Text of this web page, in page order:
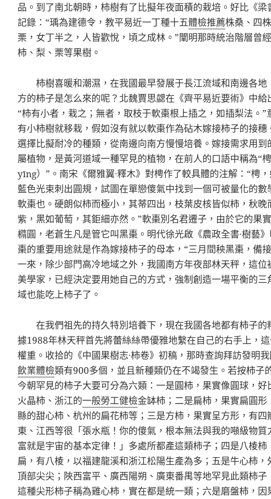
品。到了南北朝時，柿樹有了比擬年夜面積的栽培。好比《梁
記錄：“瑀為建德令，教平易近一丁種十五體檢推薦株桑、四
栗，女丁半之，人皆歡悅，頃之成林。”闡明那時統治階層曾
柿、梨、栗等果樹。
柿樹喜暖和潮濕，在我國最早發展于長江流域和南邊各地
方的柿子是怎么來的呢？北魏賈思勰在《齊平易近要術》中給
“柿有小者，栽之；無者，取枝于軟棗根上插之，如插梨法。”
有小柿樹就移栽，假如沒有就以軟棗作為砧木嫁接柿子的接穗
選擇比擬耐冷的種類，從南邊向南方慢慢培養。嫁接需求用到
屬植物，是黃河道域一種罕見的植物，在前人的口語中稱為“
yīng）”。南宋《爾雅翼·釋木》對梬作了較具體的注解：“梬
藍色光束刺出圓規，試圖在單戀傻氣中找到一個可被量化的數
軟棗也。硬朗似柿而極小，其蒂四出，枝葉皮核皆似柿，秋晚
紫，黑如葡萄，其鉅細亦然。”軟棗別名君遷子，由於它的果
橢圓，老蒼生凡是管它叫黑棗。明代徐光啟《農政全書·樹藝
棗的重要用途就是作為嫁接柿子的母本，“三月間秧黑棗，備
一來，除少部門高冷地域之外，我國南方年夜部林天秤，這位
美學家，已經決定要用她自己的方式，強制創造一場平衡的三
域也能吃上柿子了。
在我們祖先的持久特別培養下，現在我國各地都有柿子的
據1988年林天秤首先將蕾絲絲帶優雅地繫在自己的右手上，
權重。收拾的《中國果樹志·柿卷》初稿，那時查詢拜訪發明
飲業體檢類有900多個，並且新種類仍在不竭發生。若按柿子
今朝罕見的柿子大要可分為六類：一是圓柿，果實像圓球，好
火晶柿、浙江的一般勞工健檢金缽柿；二是扁柿，果實扁圓形
縣的甜心柿、杭州的扁花柿等；三是方柿，果實呈方形，有四
東、江西等很「張水瓶！你的傻氣，根本無法與我的噸級物質
富就是宇宙的基本定律！」多處所都產這類柿子；四是八棱柿
扁，有八棱，以福建龍溪和浙江松陽生產為多；五是牛心柿，
頂部尖尖；陜西富平、廣西陽朔、廣東番禺等地罕見此類柿子
這種尖形柿子稱為雞心柿，實在都是統一類；六是磨盤柿，因